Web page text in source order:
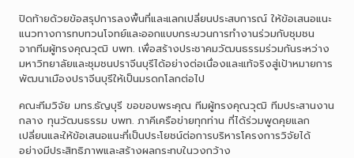
ปิดท้ายด้วยข้อสรุปการลงพื้นที่และแลกเปลี่ยนประสบการณ์ ให้ข้อเสนอแนะ
แนวทางการทบทวนโจทย์และออกแบบกระบวนการทำงานร่วมกับชุมชน
จากทีมผู้ทรงคุณวุฒิ บพท. เพื่อสร้างประชาคมวัฒนธรรมร่วมกันระหว่าง
มหาวิทยาลัยและชุมชนปราจีนบุรีได้อย่างต่อเนื่องและแท้จริงสู่เป้าหมายการ
พัฒนาเมืองปราจีนบุรีให้เป็นมรดกโลกต่อไป
คณะทีมวิจัย มทร.ธัญบุรี ขอขอบพระคุณ ทีมผู้ทรงคุณวุฒิ ทีมประสานงาน
กลาง ทุนวัฒนธรรม บพท. ภาคีเครือข่ายทุกท่าน ที่ได้ร่วมพูดคุยแลก
เปลี่ยนและให้ข้อเสนอแนะที่เป็นประโยชน์ต่อการบริหารโครงการวิจัยได้
อย่างมีประสิทธิภาพและสร้างผลกระทบในวงกว้าง